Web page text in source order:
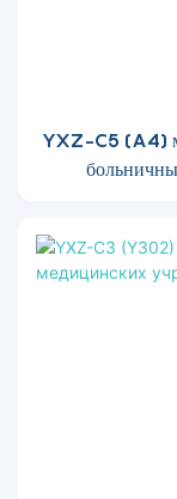
YXZ-C5 (A4)